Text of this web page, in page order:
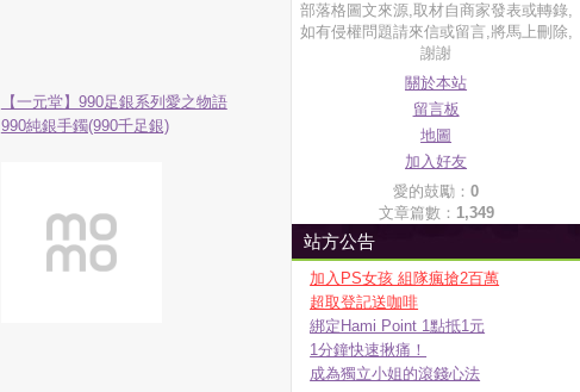
【一元堂】990足銀系列愛之物語
990純銀手鐲(990千足銀)
部落格圖文來源,取材自商家發表或轉錄,
如有侵權問題請來信或留言,將馬上刪除,
謝謝
關於本站
留言板
地圖
加入好友
愛的鼓勵：0
文章篇數： 1,349
站方公告
加入PS女孩 組隊瘋搶2百萬
超取登記送咖啡
綁定Hami Point 1點抵1元
1分鐘快速揪痛！
成為獨立小姐的滾錢心法